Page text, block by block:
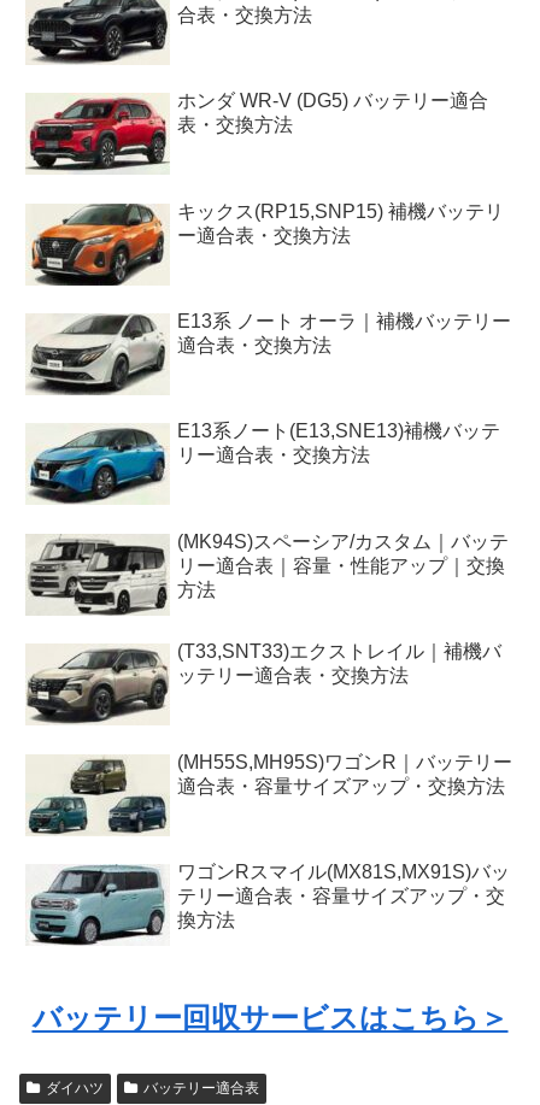
合表・交換方法
ホンダ WR-V (DG5) バッテリー適合
表・交換方法
キックス(RP15,SNP15) 補機バッテリ
ー適合表・交換方法
E13系 ノート オーラ｜補機バッテリー
適合表・交換方法
E13系ノート(E13,SNE13)補機バッテ
リー適合表・交換方法
(MK94S)スペーシア/カスタム｜バッテ
リー適合表｜容量・性能アップ｜交換
方法
(T33,SNT33)エクストレイル｜補機バ
ッテリー適合表・交換方法
(MH55S,MH95S)ワゴンR｜バッテリー
適合表・容量サイズアップ・交換方法
ワゴンRスマイル(MX81S,MX91S)バッ
テリー適合表・容量サイズアップ・交
換方法
バッテリー回収サービスはこちら＞
ダイハツ バッテリー適合表